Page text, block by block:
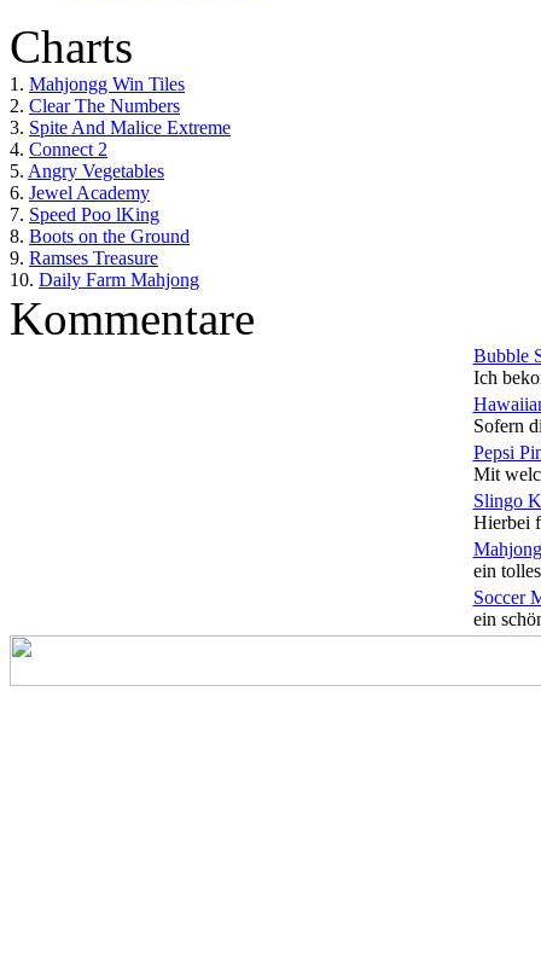
Charts
1. Mahjongg Win Tiles
2. Clear The Numbers
3. Spite And Malice Extreme
4. Connect 2
5. Angry Vegetables
6. Jewel Academy
7. Speed Poo lKing
8. Boots on the Ground
9. Ramses Treasure
10. Daily Farm Mahjong
Kommentare
Bubble
Ich
Sofern
Pepsi
Mit
Slingo
Hierbei
ein
Soccer
ein